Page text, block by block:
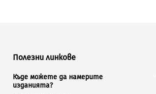
Полезни линкове
Къде можете да намерите
изданията?